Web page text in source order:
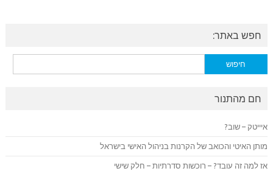
חפש באתר:
חם מהתנור
איייטק – שוב?
מותן האיטי והכואב של הקרנות בניהול האישי בישראל
אז למה זה עובד? – רוכשות סדרתיות – חלק שישי